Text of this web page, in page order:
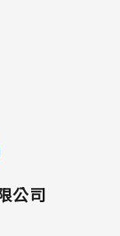
公司